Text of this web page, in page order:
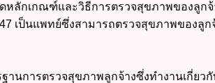
หลักเกณฑ์และวิธีการตรวจสุขภาพของลูกจ้
เป็นแพทย์ซึ่งสามารถตรวจสุขภาพของลูก
นการตรวจสุขภาพลูกจ้างซึ่งทำงานเกี่ยวกั